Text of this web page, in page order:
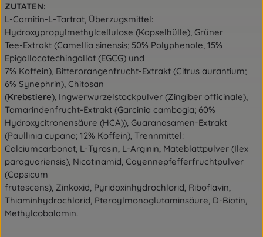
ZUTATEN:
L-Carnitin-L-Tartrat, Überzugsmittel:
Hydroxypropylmethylcellulose (Kapselhülle), Grüner
Tee-Extrakt (Camellia sinensis; 50% Polyphenole, 15%
Epigallocatechingallat (EGCG) und
7% Koffein), Bitterorangenfrucht-Extrakt (Citrus aurantium;
6% Synephrin), Chitosan
(Krebstiere), Ingwerwurzelstockpulver (Zingiber officinale),
Tamarindenfrucht-Extrakt (Garcinia cambogia; 60%
Hydroxycitronensäure (HCA)), Guaranasamen-Extrakt
(Paullinia cupana; 12% Koffein), Trennmittel:
Calciumcarbonat, L-Tyrosin, L-Arginin, Mateblattpulver (Ilex
paraguariensis), Nicotinamid, Cayennepfefferfruchtpulver
(Capsicum
frutescens), Zinkoxid, Pyridoxinhydrochlorid, Riboflavin,
Thiaminhydrochlorid, Pteroylmonoglutaminsäure, D-Biotin,
Methylcobalamin.